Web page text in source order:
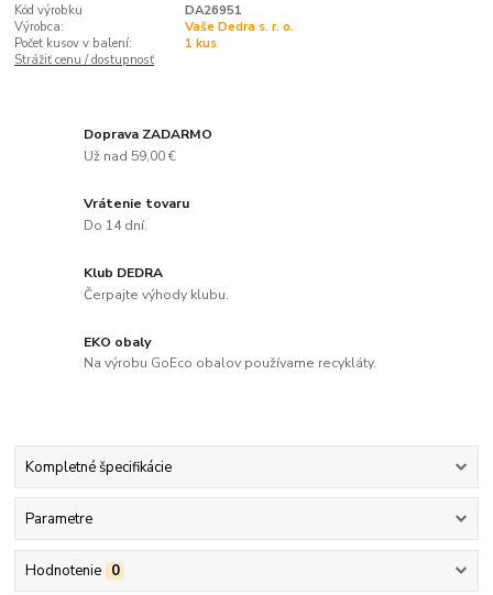
Kód výrobku
DA26951
Výrobca:
Vaše Dedra s. r. o.
Počet kusov v balení:
1 kus
Strážiť cenu / dostupnosť
Doprava ZADARMO
Už nad 59,00 €
Vrátenie tovaru
Do 14 dní.
Klub DEDRA
Čerpajte výhody klubu.
EKO obaly
Na výrobu GoEco obalov používame recykláty.
Kompletné špecifikácie
Parametre
Hodnotenie 0